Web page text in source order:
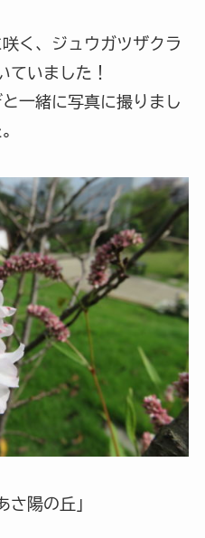
く、ジュウガツザクラ
ていました！
一緒に写真に撮りまし
さ陽の丘」